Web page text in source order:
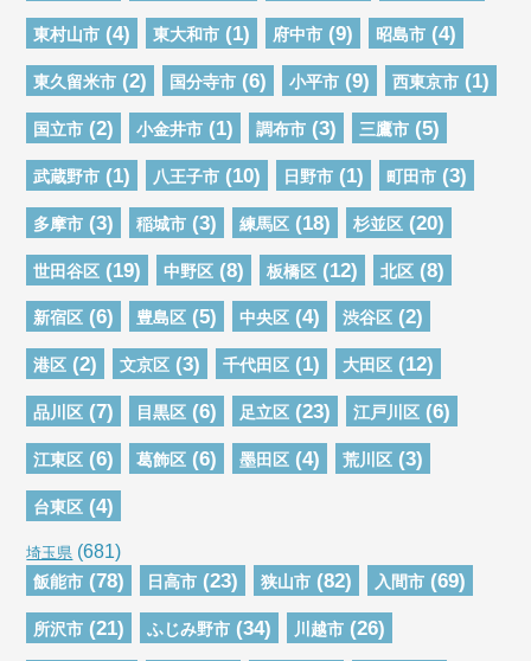
東村山市 (4) 東大和市 (1) 府中市 (9) 昭島市 (4)
東久留米市 (2) 国分寺市 (6) 小平市 (9) 西東京市 (1)
国立市 (2) 小金井市 (1) 調布市 (3) 三鷹市 (5)
武蔵野市 (1) 八王子市 (10) 日野市 (1) 町田市 (3)
多摩市 (3) 稲城市 (3) 練馬区 (18) 杉並区 (20)
世田谷区 (19) 中野区 (8) 板橋区 (12) 北区 (8)
新宿区 (6) 豊島区 (5) 中央区 (4) 渋谷区 (2)
港区 (2) 文京区 (3) 千代田区 (1) 大田区 (12)
品川区 (7) 目黒区 (6) 足立区 (23) 江戸川区 (6)
江東区 (6) 葛飾区 (6) 墨田区 (4) 荒川区 (3)
台東区 (4)
埼玉県 (681)
飯能市 (78) 日高市 (23) 狭山市 (82) 入間市 (69)
所沢市 (21) ふじみ野市 (34) 川越市 (26)